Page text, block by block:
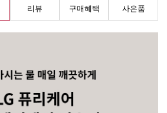
리뷰 구매혜택 사은품